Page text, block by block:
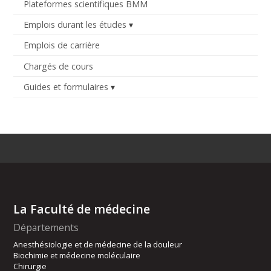
Plateformes scientifiques BMM
Emplois durant les études
Emplois de carrière
Chargés de cours
Guides et formulaires
La Faculté de médecine
Départements
Anesthésiologie et de médecine de la douleur
Biochimie et médecine moléculaire
Chirurgie